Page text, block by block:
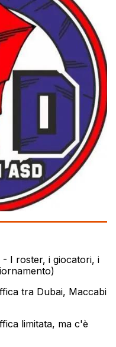
I roster, i giocatori, i
tra Dubai, Maccabi
limitata, ma c'è